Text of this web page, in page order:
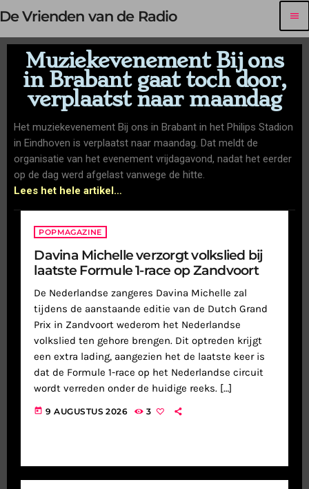
De Vrienden van de Radio menu
Muziekevenement Bij ons
in Brabant gaat toch door,
verplaatst naar maandag
Het muziekevenement Bij ons in Brabant in het Philips Stadion
in Eindhoven is verplaatst naar maandag. Dat meldt de
organisatie van het evenement vrijdagavond, nadat het eerder
op de dag werd afgelast vanwege de hitte.
Lees het hele artikel…
POPMAGAZINE
Davina Michelle verzorgt volkslied bij
laatste Formule 1-race op Zandvoort
De Nederlandse zangeres Davina Michelle zal
tijdens de aanstaande editie van de Dutch Grand
Prix in Zandvoort wederom het Nederlandse
volkslied ten gehore brengen. Dit optreden krijgt
een extra lading, aangezien het de laatste keer is
dat de Formule 1-race op het Nederlandse circuit
wordt verreden onder de huidige reeks. […]
today 9 AUGUSTUS 2026 3